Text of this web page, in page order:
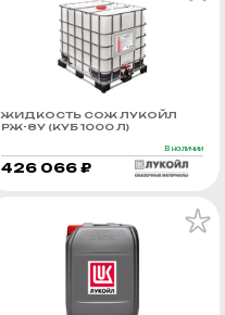
ЖИДКОСТЬ СОЖ ЛУКОЙЛ
РЖ-8У (КУБ 1000 Л)
В наличии
426 066 ₽